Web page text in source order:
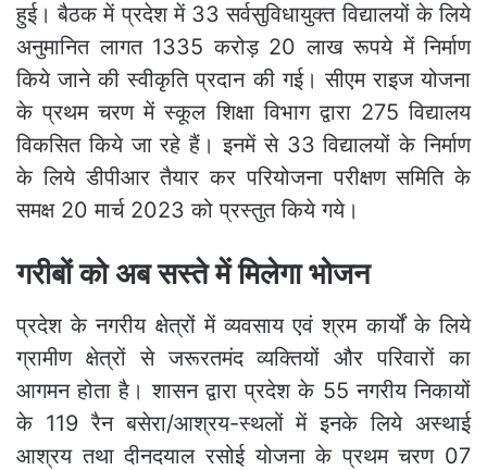
हुई। बैठक में प्रदेश में 33 सर्वसुविधायुक्त विद्यालयों के लिये
अनुमानित लागत 1335 करोड़ 20 लाख रूपये में निर्माण
किये जाने की स्वीकृति प्रदान की गई। सीएम राइज योजना
के प्रथम चरण में स्कूल शिक्षा विभाग द्वारा 275 विद्यालय
विकसित किये जा रहे हैं। इनमें से 33 विद्यालयों के निर्माण
के लिये डीपीआर तैयार कर परियोजना परीक्षण समिति के
समक्ष 20 मार्च 2023 को प्रस्तुत किये गये।
गरीबों को अब सस्ते में मिलेगा भोजन
प्रदेश के नगरीय क्षेत्रों में व्यवसाय एवं श्रम कार्यों के लिये
ग्रामीण क्षेत्रों से जरूरतमंद व्यक्तियों और परिवारों का
आगमन होता है। शासन द्वारा प्रदेश के 55 नगरीय निकायों
के 119 रैन बसेरा/आश्रय-स्थलों में इनके लिये अस्थाई
आश्रय तथा दीनदयाल रसोई योजना के प्रथम चरण 07